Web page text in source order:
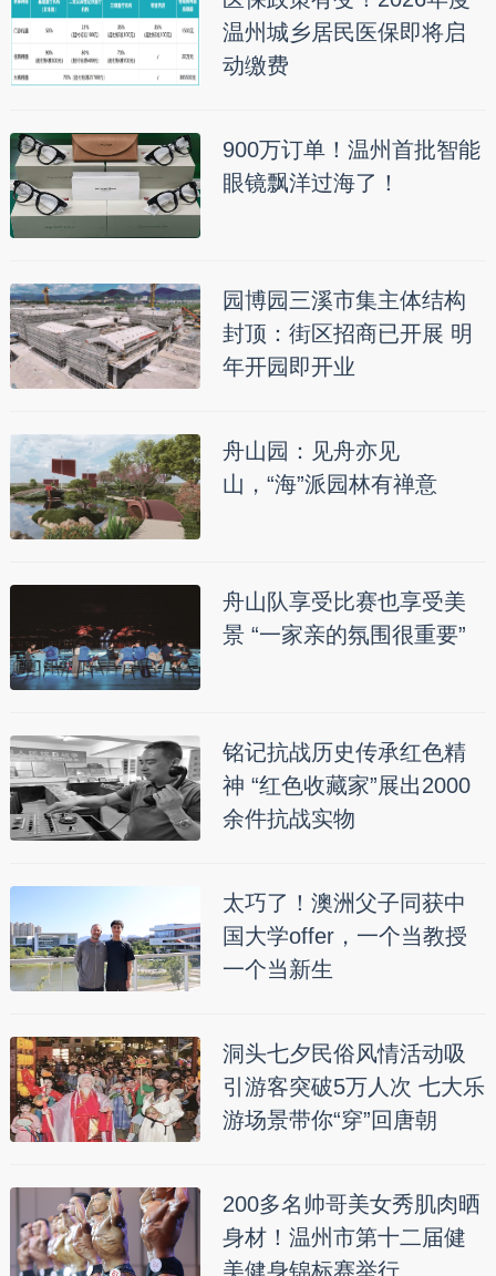
温州城乡居民医保即将启
动缴费
900万订单！温州首批智能
眼镜飘洋过海了！
园博园三溪市集主体结构
封顶：街区招商已开展 明
年开园即开业
舟山园：见舟亦见
山，“海”派园林有禅意
舟山队享受比赛也享受美
景 “一家亲的氛围很重要”
铭记抗战历史传承红色精
神 “红色收藏家”展出2000
余件抗战实物
太巧了！澳洲父子同获中
国大学offer，一个当教授
一个当新生
洞头七夕民俗风情活动吸
引游客突破5万人次 七大乐
游场景带你“穿”回唐朝
200多名帅哥美女秀肌肉晒
身材！温州市第十二届健
美健身锦标赛举行